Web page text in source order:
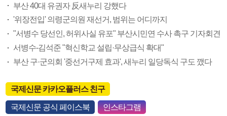
부산 40대 유권자 反새누리 강했다
'위장전입' 의령군의원 재선거, 범위는 어디까지
"서병수 당선인, 허위사실 유포" 부산시민연 수사 촉구 기자회견
서병수-김석준 "혁신학교 설립·무상급식 확대"
부산 구·군의회 '중선거구제 효과', 새누리 일당독식 구도 깼다
국제신문 카카오플러스 친구
국제신문 공식 페이스북 인스타그램